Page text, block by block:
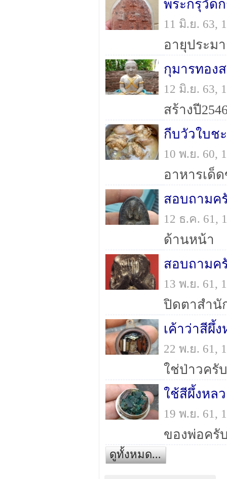
พระกรุวัด
11 มิ.ย. 63,
อายุประม
กุมารทอง
12 มิ.ย. 63,
สร้างปี
กีบวัวใบช
10 พ.ย. 60,
อาหารเด็
สอบถามค
12 ธ.ค. 61,
ด้านหน้า
สอบถามค
13 พ.ย. 61,
ปิดตาสำนั
เค้าว่าสีผึ้
22 พ.ย. 61,
ใช่ป่าวครับ
ใช้สีผึ้งหล
19 พ.ย. 61,
ของพ่อครั
ดูทั้งหมด...